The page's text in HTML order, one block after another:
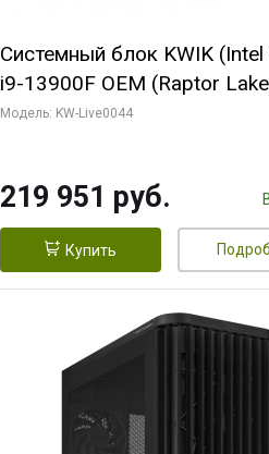
Системный блок KWIK (Intel
i9-13900F OEM (Raptor
7, Efficient-co/ 32 ГБ ОЗУ (2
HD/ 512 ГБ SSD)
Модель: KW-Live0044
219 951 руб.
Купить